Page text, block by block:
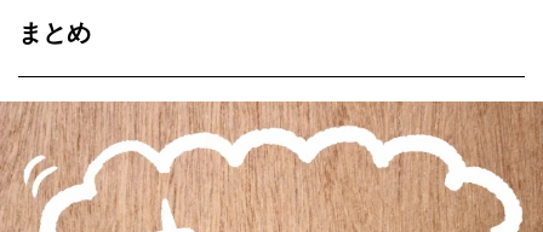
まとめ